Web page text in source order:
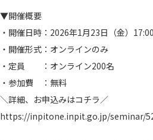
▼開催概要
・開催日時：2026年1月23日（金）
・開催形式：オンラインのみ
・定員 ：オンライン200名
・参加費 ：無料
＼詳細、お申込みはコチラ／
https://inpitone.inpit.go.jp/seminar/